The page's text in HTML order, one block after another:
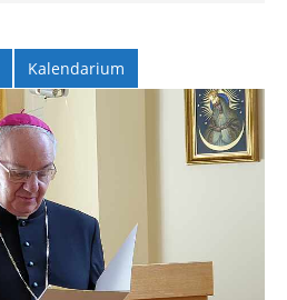
Kalendarium